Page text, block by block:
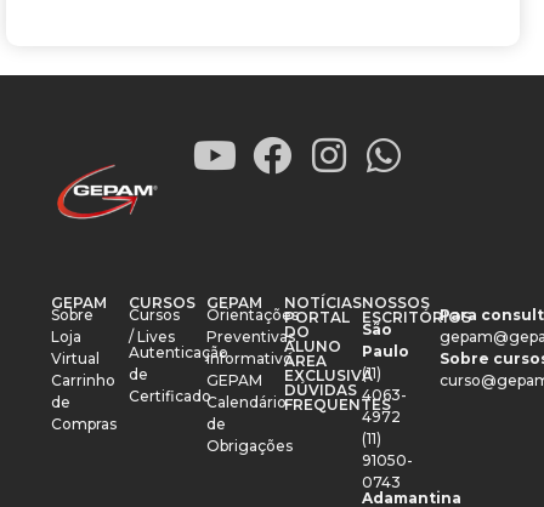
GEPAM
Sobre
Loja
Virtual
Carrinho
de
Compras
CURSOS
Cursos
/ Lives
Autenticação
de
Certificado
GEPAM
Orientações
Preventivas
Informativo
GEPAM
Calendário
de
Obrigações
NOTÍCIAS
PORTAL
DO
ALUNO
ÁREA
EXCLUSIVA
DÚVIDAS
FREQUENTES
NOSSOS
ESCRITÓRIOS
São
Paulo
(11)
4063-
4972
(11)
91050-
0743
Adamantina
Para
Sobre